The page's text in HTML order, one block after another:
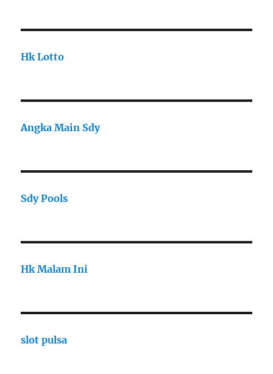
Hk Lotto
Angka Main Sdy
Sdy Pools
Hk Malam Ini
slot pulsa